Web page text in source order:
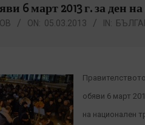
6 март 2013 г. за ден
ON: 05.03.2013 IN:
обяви 6 март
на национален